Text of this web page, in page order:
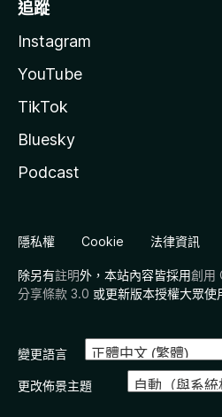
追蹤
Instagram
YouTube
TikTok
Bluesky
Podcast
隱私權 Cookie 法律資訊
除另有註明外，本站內容皆採用創用
分享條款 3.0 或更新版本授權大眾使
變更語言
更改佈景主題